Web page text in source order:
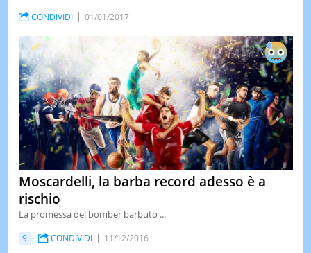
CONDIVIDI 01/01/2017
Moscardelli, la barba record adesso è a
rischio
La promessa del bomber barbuto ...
9 CONDIVIDI 11/12/2016